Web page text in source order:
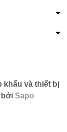
khẩu và thiết bị
bởi Sapo